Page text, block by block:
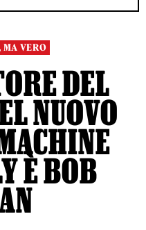
VERO
DEL
NUOVO
È BOB